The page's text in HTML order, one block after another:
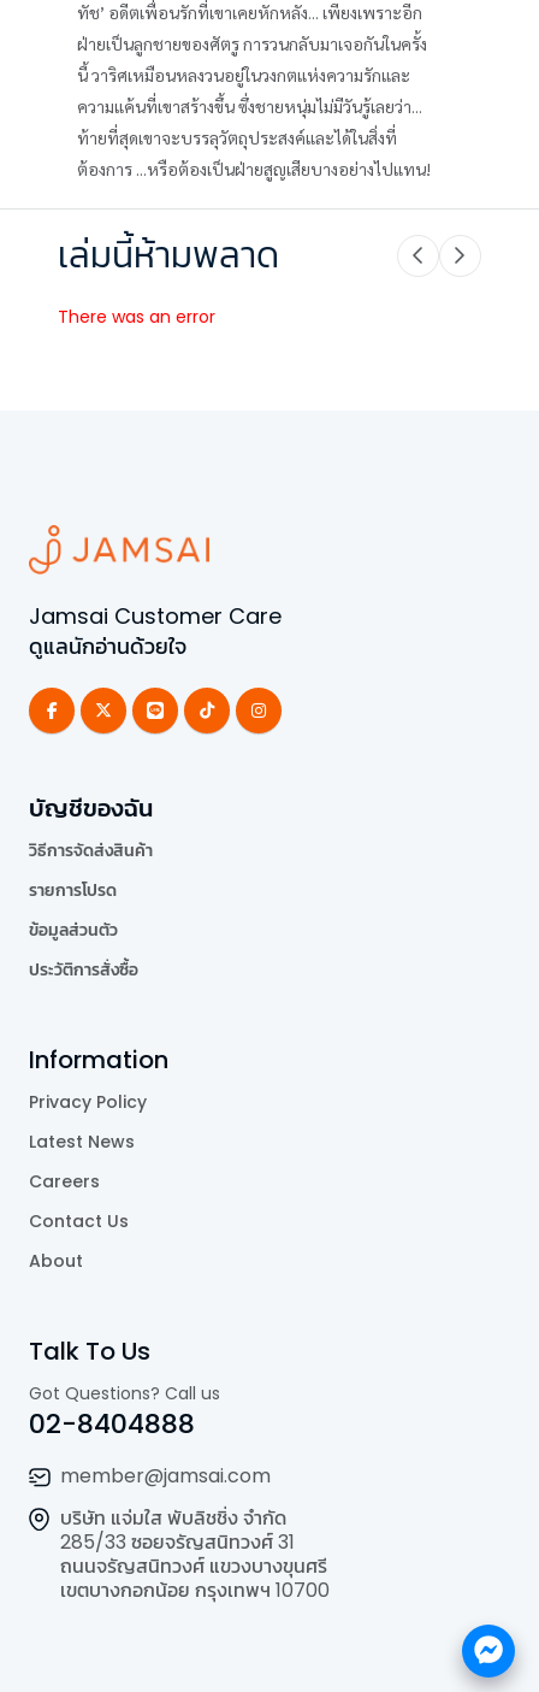
ทัช’ อดีตเพื่อนรักที่เขาเคยหักหลัง... เพียงเพราะอีก
ฝ่ายเป็นลูกชายของศัตรู การวนกลับมาเจอกันในครั้ง
นี้ วาริศเหมือนหลงวนอยู่ในวงกตแห่งความรักและ
ความแค้นที่เขาสร้างขึ้น ซึ่งชายหนุ่มไม่มีวันรู้เลยว่า...
ท้ายที่สุดเขาจะบรรลุวัตถุประสงค์และได้ในสิ่งที่
ต้องการ ...หรือต้องเป็นฝ่ายสูญเสียบางอย่างไปแทน!
เล่มนี้ห้ามพลาด
There was an error
Jamsai Customer Care
ดูแลนักอ่านด้วยใจ
บัญชีของฉัน
วิธีการจัดส่งสินค้า
รายการโปรด
ข้อมูลส่วนตัว
ประวัติการสั่งซื้อ
Information
Privacy Policy
Latest News
Careers
Contact Us
About
Talk To Us
Got Questions? Call us
02-8404888
member@jamsai.com
บริษัท แจ่มใส พับลิชชิ่ง จำกัด
285/33 ซอยจรัญสนิทวงศ์ 31
ถนนจรัญสนิทวงศ์ แขวงบางขุนศรี
เขตบางกอกน้อย กรุงเทพฯ 10700